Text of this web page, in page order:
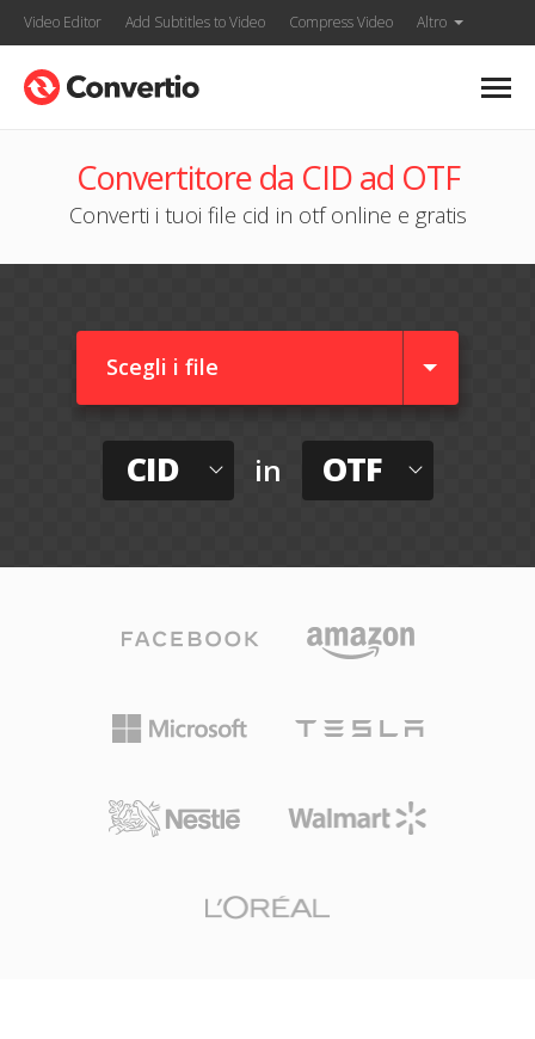
Video Editor Add Subtitles to Video Compress Video Altro
Convertitore da CID ad OTF
Converti i tuoi file cid in otf online e gratis
Scegli i file
CID in OTF